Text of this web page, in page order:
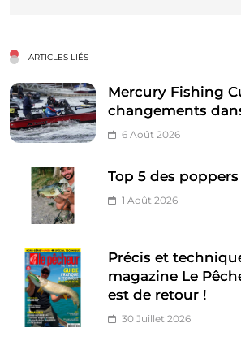
ARTICLES LIÉS
Mercury Fishing
changements
6 Août 2026
Top 5 des poppers
1 Août 2026
Précis et
magazine Le
est de retour !
30 Juillet 2026